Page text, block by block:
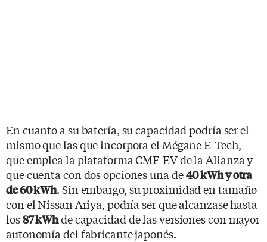
En cuanto a su batería, su capacidad podría ser el
mismo que las que incorpora el Mégane E-Tech,
que emplea la plataforma CMF-EV de la Alianza y
que cuenta con dos opciones una de40 kWh y otra
de 60 kWh. Sin embargo, su proximidad en tamaño
con el Nissan Ariya, podría ser que alcanzase hasta
los87 kWhde capacidad de las versiones con mayor
autonomía del fabricante japonés.